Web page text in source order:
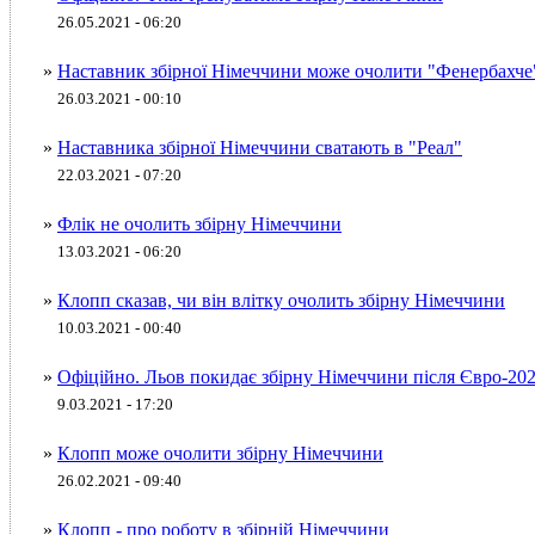
26.05.2021 - 06:20
» Наставник збірної Німеччини може очолити
26.03.2021 - 00:10
» Наставника збірної Німеччини сватають в "Реал"
22.03.2021 - 07:20
» Флік не очолить збірну Німеччини
13.03.2021 - 06:20
» Клопп сказав, чи він влітку очолить збірну Німеччини
10.03.2021 - 00:40
» Офіційно. Льов покидає збірну Німеччини після Євро-
9.03.2021 - 17:20
» Клопп може очолити збірну Німеччини
26.02.2021 - 09:40
» Клопп - про роботу в збірній Німеччини